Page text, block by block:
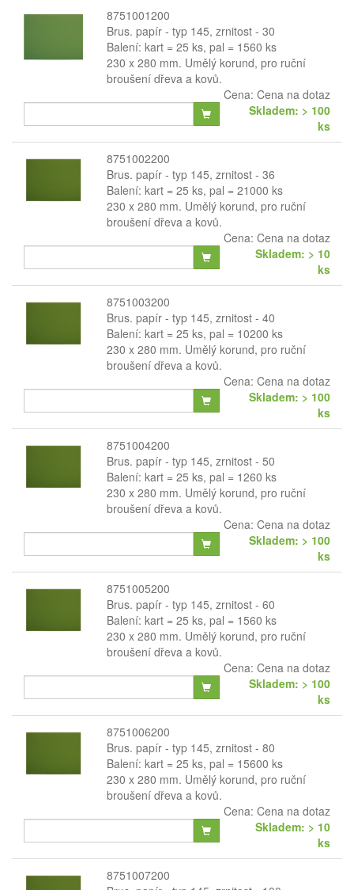
8751001200
Brus. papír - typ 145, zrnitost - 30
Balení: kart = 25 ks, pal = 1560 ks
230 x 280 mm. Umělý korund, pro ruční
broušení dřeva a kovů.
Cena: Cena na dotaz
Skladem: > 100
ks
8751002200
Brus. papír - typ 145, zrnitost - 36
Balení: kart = 25 ks, pal = 21000 ks
230 x 280 mm. Umělý korund, pro ruční
broušení dřeva a kovů.
Cena: Cena na dotaz
Skladem: > 10
ks
8751003200
Brus. papír - typ 145, zrnitost - 40
Balení: kart = 25 ks, pal = 10200 ks
230 x 280 mm. Umělý korund, pro ruční
broušení dřeva a kovů.
Cena: Cena na dotaz
Skladem: > 100
ks
8751004200
Brus. papír - typ 145, zrnitost - 50
Balení: kart = 25 ks, pal = 1260 ks
230 x 280 mm. Umělý korund, pro ruční
broušení dřeva a kovů.
Cena: Cena na dotaz
Skladem: > 100
ks
8751005200
Brus. papír - typ 145, zrnitost - 60
Balení: kart = 25 ks, pal = 1560 ks
230 x 280 mm. Umělý korund, pro ruční
broušení dřeva a kovů.
Cena: Cena na dotaz
Skladem: > 100
ks
8751006200
Brus. papír - typ 145, zrnitost - 80
Balení: kart = 25 ks, pal = 15600 ks
230 x 280 mm. Umělý korund, pro ruční
broušení dřeva a kovů.
Cena: Cena na dotaz
Skladem: > 10
ks
8751007200